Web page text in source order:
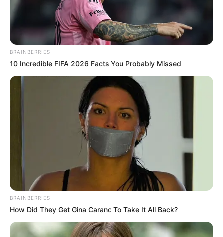
Όλα τα κείμενα και οι εικόνες είναι πνευματική ιδιοκτησία του
ΝΙΚΟΛΑΟΣ ΑΝΑΞΙΜΑΝΔΡΟΣ. Aπαγορεύεται η αναπαραγωγή, η
αναδημοσίευση και η τροποποίησή τους χωρίς προηγούμενη
γραπτή άδεια του δημιουργού τους. Με επιφύλαξη κάθε νόμιμου
δικαιώματος. Διαβάστε την
Πολιτική Απορρήτου
να το χρησιμοποιήσετε, καθώς χρησιμοποιώντας το την
αποδέχεστε. Ο ιστότοπος διατηρεί το δικαίωμα να τροποποιήσει
Επικοινωνήστε μαζί μας:
BRAINBERRIES
10 Incredible FIFA 2026 Facts You Probably Missed
BRAINBERRIES
How Did They Get Gina Carano To Take It All Back?